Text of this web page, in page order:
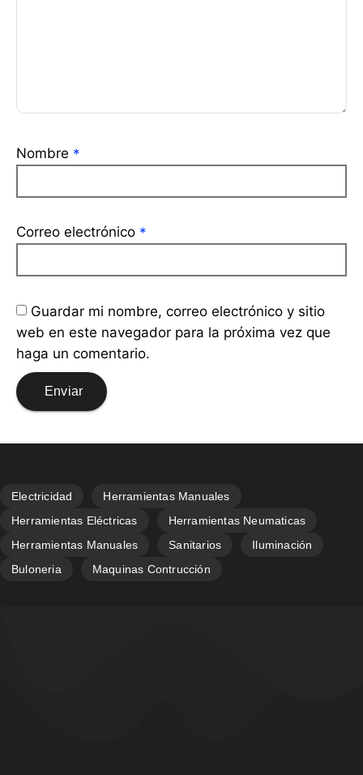
Nombre *
Correo electrónico *
Guardar mi nombre, correo electrónico y sitio
web en este navegador para la próxima vez que
haga un comentario.